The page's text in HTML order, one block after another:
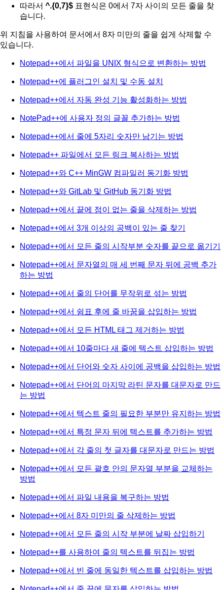
따라서 ^.{0,7}$ 표현식은 0에서 7자 사이의 모든 줄을 찾
습니다.
위 지침을 사용하여 문서에서 8자 미만의 줄을 쉽게 삭제할 수
있습니다.
Notepad++에서 파일을 UNIX 형식으로 변환하는 방법
Notepad++에 플러그인 설치 및 수동 설치
Notepad++에서 자동 완성 기능 활성화하는 방법
NotePad++에 사용자 정의 글꼴 추가하는 방법
Notepad++에서 줄에 5자리 숫자만 남기는 방법
Notepad++ 파일에서 모든 링크 복사하는 방법
Notepad++와 C++ MinGW 컴파일러 동기화 방법
Notepad++와 GitLab 및 GitHub 동기화 방법
Notepad++에서 끝에 점이 없는 줄을 삭제하는 방법
Notepad++에서 3개 이상의 공백이 있는 줄 찾기
Notepad++에서 모든 줄의 시작부분 숫자를 끝으로 옮기기
Notepad++에서 문자열의 매 세 번째 문자 뒤에 공백 추가
하는 방법
Notepad++에서 줄의 단어를 무작위로 섞는 방법
Notepad++에서 쉼표 후에 줄 바꿈을 삽입하는 방법
Notepad++에서 모든 HTML 태그 제거하는 방법
Notepad++에서 10줄마다 새 줄에 텍스트 삽입하는 방법
Notepad++에서 단어와 숫자 사이에 공백을 삽입하는 방법
Notepad++에서 단어의 마지막 라틴 문자를 대문자로 만드
는 방법
Notepad++에서 텍스트 줄의 필요한 부분만 유지하는 방법
Notepad++에서 특정 문자 뒤에 텍스트를 추가하는 방법
Notepad++에서 각 줄의 첫 글자를 대문자로 만드는 방법
Notepad++에서 모든 괄호 안의 문자열 부분을 교체하는
방법
Notepad++에서 파일 내용을 복구하는 방법
Notepad++에서 8자 미만의 줄 삭제하는 방법
Notepad++에서 모든 줄의 시작 부분에 날짜 삽입하기
Notepad++를 사용하여 줄의 텍스트를 뒤집는 방법
Notepad++에서 빈 줄에 동일한 텍스트를 삽입하는 방법